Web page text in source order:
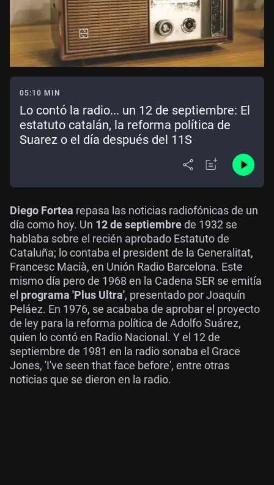
05:10 MIN
Lo contó la radio... un 12 de septiembre: El
estatuto catalán, la reforma política de
Suarez o el día después del 11S
Diego Fortea repasa las noticias radiofónicas de un
día como hoy. Un 12 de septiembrede 1932 se
hablaba sobre el recién aprobado Estatuto de
Cataluña; lo contaba el president de la Generalitat,
Francesc Macià, en Unión Radio Barcelona. Este
mismo día pero de 1968 en la Cadena SER se emitía
el programa 'Plus Ultra', presentado por Joaquín
Peláez. En 1976, se acababa de aprobar el proyecto
de ley para la reforma política de Adolfo Suárez,
quien lo contó en Radio Nacional. Y el 12 de
septiembre de 1981 en la radio sonaba el Grace
Jones, 'I've seen that face before', entre otras
noticias que se dieron en la radio.